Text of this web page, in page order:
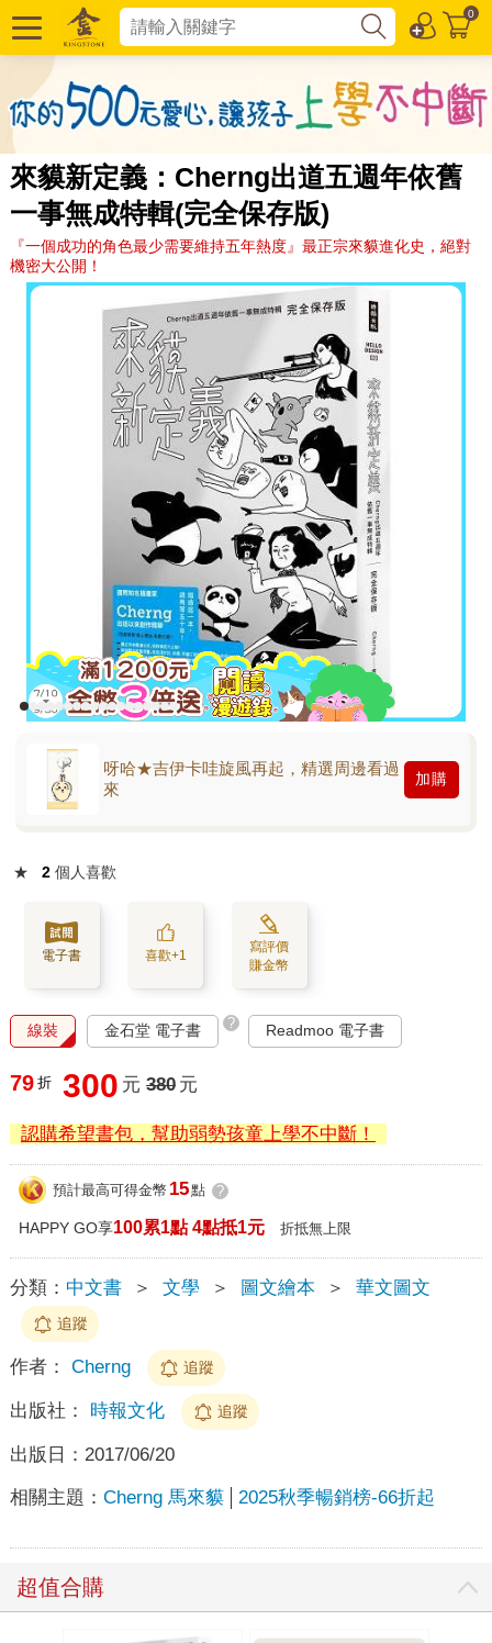
0
來貘新定義：Cherng出道五週年依舊
一事無成特輯(完全保存版)
『一個成功的角色最少需要維持五年熱度』最正宗來貘進化史，絕對
機密大公開！
呀哈★吉伊卡哇旋風再起，精選周邊看過
來
加購
★ 2 個人喜歡
電子書 喜歡+1
寫評價
賺金幣
線裝 金石堂 電子書 ? Readmoo 電子書
79 折 300 元 380 元
認購希望書包，幫助弱勢孩童上學不中斷！
預計最高可得金幣 15點 ?
HAPPY GO享100累1點 4點抵1元 折抵無上限
分類： 中文書 ＞ 文學 ＞ 圖文繪本 ＞ 華文圖文
追蹤
作者： Cherng 追蹤
出版社： 時報文化 追蹤
出版日： 2017/06/20
相關主題： Cherng 馬來貘 2025秋季暢銷榜-66折起
超值合購